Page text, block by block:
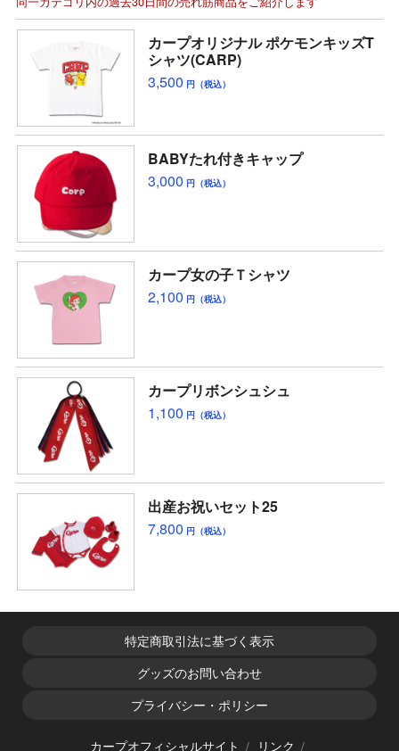
カープオリジナル ポケモンキッズT
シャツ(CARP)
3,500 円（税込）
BABYたれ付きキャップ
3,000 円（税込）
カープ女の子Ｔシャツ
2,100 円（税込）
カープリボンシュシュ
1,100 円（税込）
出産お祝いセット25
7,800 円（税込）
特定商取引法に基づく表示
グッズのお問い合わせ
プライバシー・ポリシー
カープオフィシャルサイト リンク